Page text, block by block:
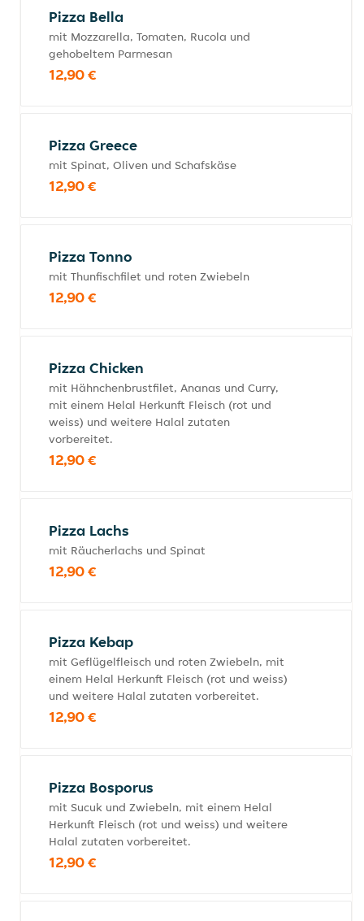
Pizza Bella
mit Mozzarella, Tomaten, Rucola und
gehobeltem Parmesan
12,90 €
Pizza Greece
mit Spinat, Oliven und Schafskäse
12,90 €
Pizza Tonno
mit Thunfischfilet und roten Zwiebeln
12,90 €
Pizza Chicken
mit Hähnchenbrustfilet, Ananas und Curry,
mit einem Helal Herkunft Fleisch (rot und
weiss) und weitere Halal zutaten
vorbereitet.
12,90 €
Pizza Lachs
mit Räucherlachs und Spinat
12,90 €
Pizza Kebap
mit Geflügelfleisch und roten Zwiebeln, mit
einem Helal Herkunft Fleisch (rot und weiss)
und weitere Halal zutaten vorbereitet.
12,90 €
Pizza Bosporus
mit Sucuk und Zwiebeln, mit einem Helal
Herkunft Fleisch (rot und weiss) und weitere
Halal zutaten vorbereitet.
12,90 €